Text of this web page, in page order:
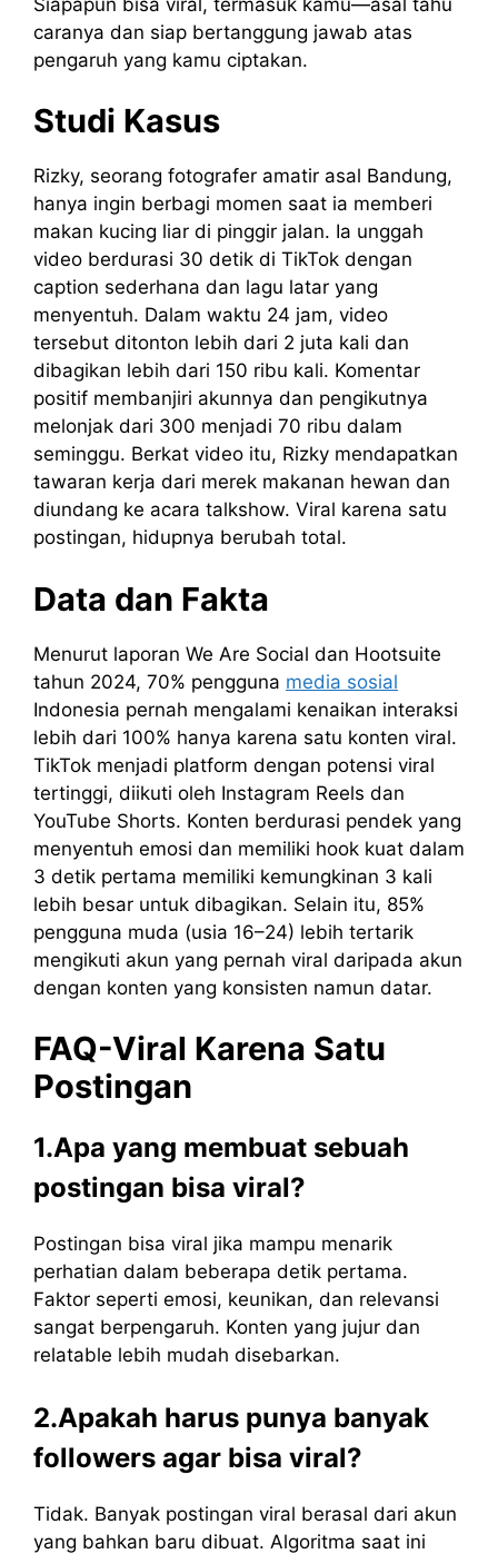
caranya dan siap bertanggung jawab atas
pengaruh yang kamu ciptakan.
Studi Kasus
Rizky, seorang fotografer amatir asal Bandung,
hanya ingin berbagi momen saat ia memberi
makan kucing liar di pinggir jalan. Ia unggah
video berdurasi 30 detik di TikTok dengan
caption sederhana dan lagu latar yang
menyentuh. Dalam waktu 24 jam, video
tersebut ditonton lebih dari 2 juta kali dan
dibagikan lebih dari 150 ribu kali. Komentar
positif membanjiri akunnya dan pengikutnya
melonjak dari 300 menjadi 70 ribu dalam
seminggu. Berkat video itu, Rizky mendapatkan
tawaran kerja dari merek makanan hewan dan
diundang ke acara talkshow. Viral karena satu
postingan, hidupnya berubah total.
Data dan Fakta
Menurut laporan We Are Social dan Hootsuite
tahun 2024, 70% pengguna media sosial
Indonesia pernah mengalami kenaikan interaksi
lebih dari 100% hanya karena satu konten viral.
TikTok menjadi platform dengan potensi viral
tertinggi, diikuti oleh Instagram Reels dan
YouTube Shorts. Konten berdurasi pendek yang
menyentuh emosi dan memiliki hook kuat dalam
3 detik pertama memiliki kemungkinan 3 kali
lebih besar untuk dibagikan. Selain itu, 85%
pengguna muda (usia 16–24) lebih tertarik
mengikuti akun yang pernah viral daripada akun
dengan konten yang konsisten namun datar.
FAQ-Viral Karena Satu
Postingan
1.Apa yang membuat sebuah
postingan bisa viral?
Postingan bisa viral jika mampu menarik
perhatian dalam beberapa detik pertama.
Faktor seperti emosi, keunikan, dan relevansi
sangat berpengaruh. Konten yang jujur dan
relatable lebih mudah disebarkan.
2.Apakah harus punya banyak
followers agar bisa viral?
Tidak. Banyak postingan viral berasal dari akun
yang bahkan baru dibuat. Algoritma saat ini